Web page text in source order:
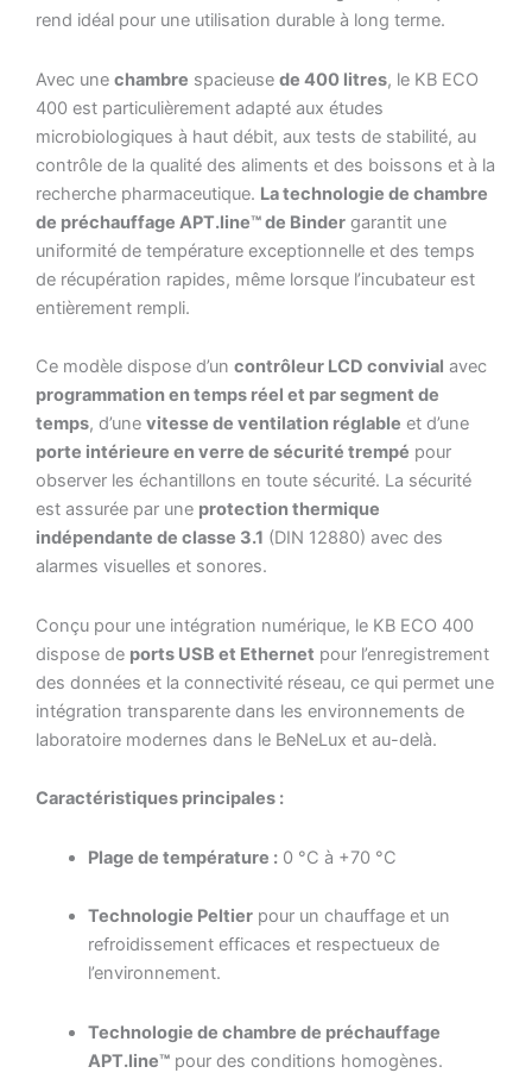
rend idéal pour une utilisation durable à long terme.
Avec une chambre spacieuse de 400 litres, le KB ECO
400 est particulièrement adapté aux études
microbiologiques à haut débit, aux tests de stabilité, au
contrôle de la qualité des aliments et des boissons et à la
recherche pharmaceutique. La technologie de chambre
de préchauffage APT.line™ de Binder garantit une
uniformité de température exceptionnelle et des temps
de récupération rapides, même lorsque l’incubateur est
entièrement rempli.
Ce modèle dispose d’un contrôleur LCD convivial avec
programmation en temps réel et par segment de
temps, d’une vitesse de ventilation réglable et d’une
porte intérieure en verre de sécurité trempé pour
observer les échantillons en toute sécurité. La sécurité
est assurée par une protection thermique
indépendante de classe 3.1 (DIN 12880) avec des
alarmes visuelles et sonores.
Conçu pour une intégration numérique, le KB ECO 400
dispose de ports USB et Ethernet pour l’enregistrement
des données et la connectivité réseau, ce qui permet une
intégration transparente dans les environnements de
laboratoire modernes dans le BeNeLux et au-delà.
Caractéristiques principales :
Plage de température :0 °C à +70 °C
Technologie Peltierpour un chauffage et un
refroidissement efficaces et respectueux de
l’environnement.
Technologie de chambre de préchauffage
APT.line™pour des conditions homogènes.